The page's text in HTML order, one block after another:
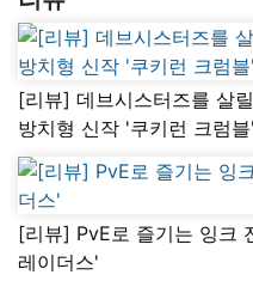
[리뷰] 데브시스터즈를 살
방치형 신작 '쿠키런 크럼블'
[리뷰] PvE로 즐기는 잉크
레이더스'